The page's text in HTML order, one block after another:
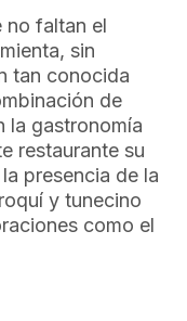
no faltan el
sin
tan conocida
de
la gastronomía
restaurante su
presencia de la
y tunecino
como el